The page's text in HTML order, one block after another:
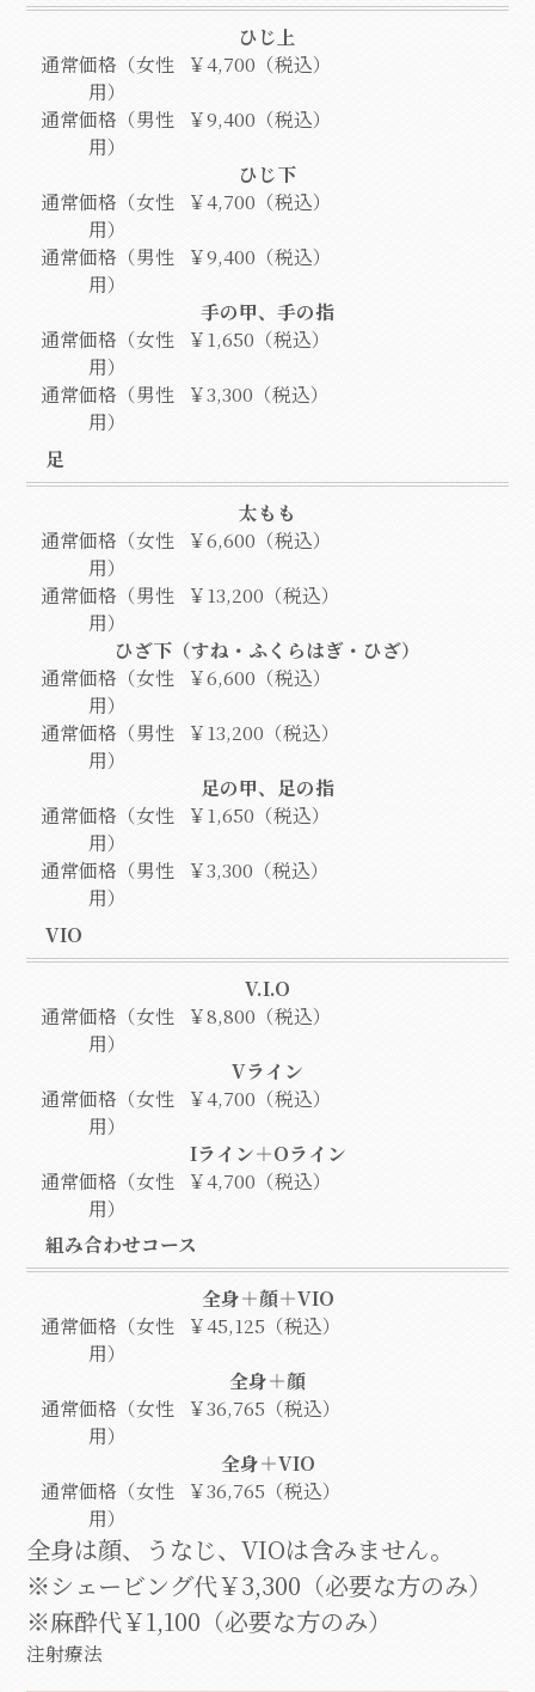
ひじ上
通常価格（女性
用）
￥4,700（税込）
通常価格（男性
用）
￥9,400（税込）
ひじ下
通常価格（女性
用）
￥4,700（税込）
通常価格（男性
用）
￥9,400（税込）
手の甲、手の指
通常価格（女性
用）
￥1,650（税込）
通常価格（男性
用）
￥3,300（税込）
足
太もも
通常価格（女性
用）
￥6,600（税込）
通常価格（男性
用）
￥13,200（税込）
ひざ下（すね・ふくらはぎ・ひざ）
通常価格（女性
用）
￥6,600（税込）
通常価格（男性
用）
￥13,200（税込）
足の甲、足の指
通常価格（女性
用）
￥1,650（税込）
通常価格（男性
用）
￥3,300（税込）
VIO
V.I.O
通常価格（女性
用）
￥8,800（税込）
Vライン
通常価格（女性
用）
￥4,700（税込）
Iライン＋Oライン
通常価格（女性
用）
￥4,700（税込）
組み合わせコース
全身＋顔＋VIO
通常価格（女性
用）
￥45,125（税込）
全身＋顔
通常価格（女性
用）
￥36,765（税込）
全身＋VIO
通常価格（女性
用）
￥36,765（税込）
全身は顔、うなじ、VIOは含みません。
※シェービング代￥3,300（必要な方のみ）
※麻酔代￥1,100（必要な方のみ）
注射療法